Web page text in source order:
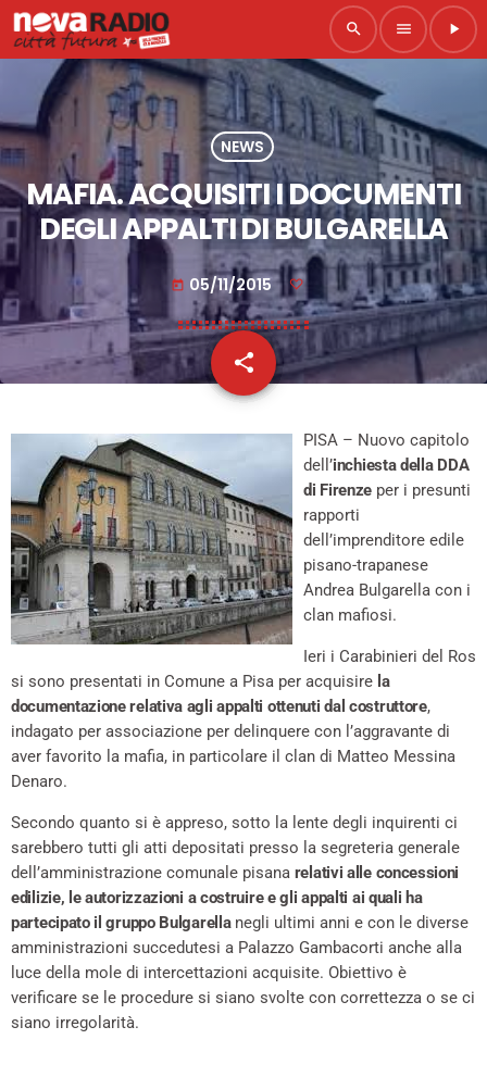
search menu play_arrow
NEWS
MAFIA. ACQUISITI I DOCUMENTI
DEGLI APPALTI DI BULGARELLA
today 05/11/2015
share
email
PISA – Nuovo capitolo
dell’inchiesta della DDA
di Firenze per i presunti
rapporti
dell’imprenditore edile
pisano-trapanese
Andrea Bulgarella con i
clan mafiosi.
Ieri i Carabinieri del Ros
si sono presentati in Comune a Pisa per acquisire la
documentazione relativa agli appalti ottenuti dal costruttore,
indagato per associazione per delinquere con l’aggravante di
aver favorito la mafia, in particolare il clan di Matteo Messina
Denaro.
Secondo quanto si è appreso, sotto la lente degli inquirenti ci
sarebbero tutti gli atti depositati presso la segreteria generale
dell’amministrazione comunale pisana relativi alle concessioni
edilizie, le autorizzazioni a costruire e gli appalti ai quali ha
partecipato il gruppo Bulgarellanegli ultimi anni e con le diverse
amministrazioni succedutesi a Palazzo Gambacorti anche alla
luce della mole di intercettazioni acquisite. Obiettivo è
verificare se le procedure si siano svolte con correttezza o se ci
siano irregolarità.